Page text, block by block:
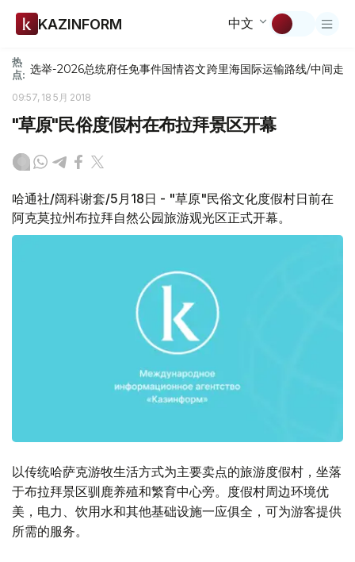
KAZINFORM 中文
热
点: 选举-2026总统府任免事件国情咨文跨里海国际运输路线/中间走廊
09:57, 18 5月 2018
"草原"民俗度假村在布拉拜景区开幕
哈通社/阔科谢套/5月18日 - "草原"民俗文化度假村日前在
阿克莫拉州布拉拜自然公园旅游观光区正式开幕。
以传统哈萨克游牧生活方式为主要卖点的旅游度假村，坐落
于布拉拜景区驯鹿养殖和繁育中心旁。度假村周边环境优
美，电力、饮用水和其他基础设施一应俱全，可为游客提供
所需的服务。